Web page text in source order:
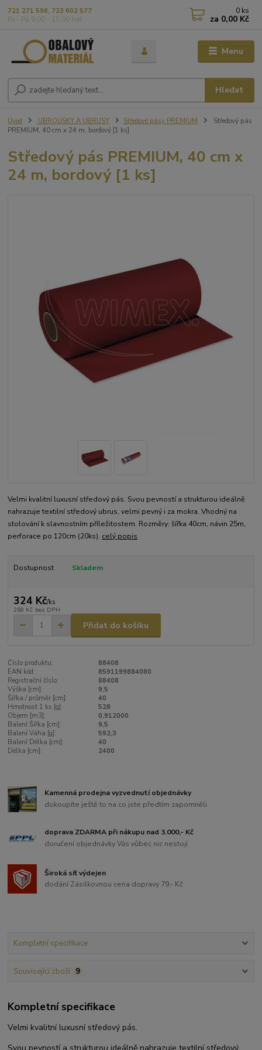
Menu
Hledat
721 271 596, 723 602 577
Po - Pá 9,00 - 15,00 hod
0 ks
za 0,00 Kč
Úvod UBROUSKY A UBRUSY Středové pásy PREMIUM
Středový pás
PREMIUM, 40 cm x 24 m, bordový [1 ks]
Středový pás PREMIUM, 40 cm x
24 m, bordový [1 ks]
Velmi kvalitní luxusní středový pás. Svou pevností a strukturou ideálně
nahrazuje textilní středový ubrus, velmi pevný i za mokra. Vhodný na
stolování k slavnostním příležitostem. Rozměry: šířka 40cm, návin 25m,
perforace po 120cm (20ks). celý popis
Dostupnost Skladem
324 Kč/ks
268 Kč bez DPH
Přidat do košíku
Číslo produktu:
88408
EAN kód:
8591199884080
Registrační číslo:
88408
Výška [cm]:
9,5
Šířka / průměr [cm]:
40
Hmotnost 1 ks [g]:
528
Objem [m3]:
0,912000
Balení Šířka [cm]:
9,5
Balení Váha [g]:
592,3
Balení Délka [cm]:
40
Délka [cm]:
2400
Kamenná prodejna vyzvednutí objednávky
dokoupíte ještě to na co jste předtím zapomněli
doprava ZDARMA při nákupu nad 3.000,- Kč
doručení objednávky Vás vůbec nic nestojí
Široká síť výdejen
dodání Zásilkovnou cena dopravy 79,- Kč
Kompletní specifikace
Související zboží 9
Kompletní specifikace
Velmi kvalitní luxusní středový pás.